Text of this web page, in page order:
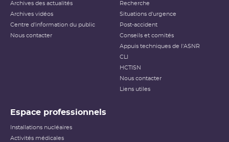
Archives des actualités
Archives vidéos
Centre d'information du public
Nous contacter
Recherche
Situations d'urgence
Post-accident
Conseils et comités
Appuis techniques de l'ASNR
CLI
HCTISN
Nous contacter
Liens utiles
Espace professionnels
Installations nucléaires
Activités médicales